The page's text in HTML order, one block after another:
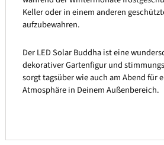
Keller oder in einem anderen
aufzubewahren.
Der LED Solar Buddha ist eine
dekorativer Gartenfigur und
sorgt tagsüber wie auch am Abend für
Atmosphäre in Deinem Außenbereich.